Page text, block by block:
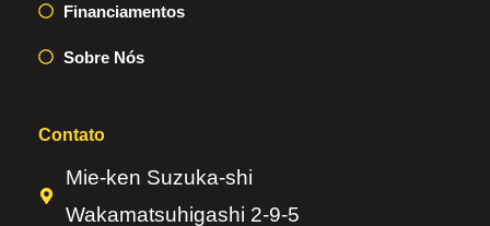
Financiamentos
Sobre Nós
Contato
Mie-ken Suzuka-shi
Wakamatsuhigashi 2-9-5